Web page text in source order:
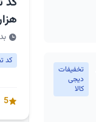
تخفیفات
دیجی
کالا
کد
5